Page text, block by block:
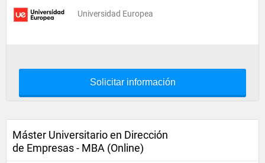
Universidad Europea
Solicitar información
Máster Universitario en Dirección
de Empresas - MBA (Online)